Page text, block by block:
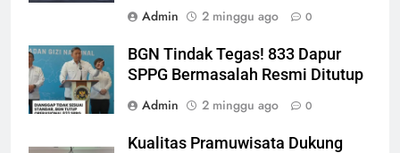
Admin
2 minggu ago 0
BGN Tindak Tegas! 833 Dapur
SPPG Bermasalah Resmi Ditutup
Admin
2 minggu ago 0
Kualitas Pramuwisata Dukung